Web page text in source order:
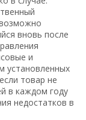
вновь после
и
установленных
товар не
в каждом году
недостатков в